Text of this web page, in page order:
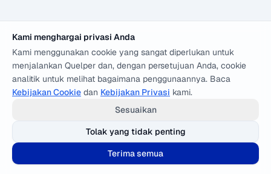
Kami menghargai privasi Anda
Kami menggunakan cookie yang sangat diperlukan untuk
menjalankan Quelper dan, dengan persetujuan Anda, cookie
analitik untuk melihat bagaimana penggunaannya. Baca
Kebijakan Cookie dan Kebijakan Privasi kami.
Sesuaikan
Tolak yang tidak penting
Terima semua